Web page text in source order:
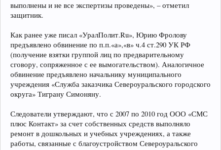
выполнены и не все экспертизы проведены», – отметил
защитник.
Как ранее уже писал «УралПолит.Ru», Юрию Фролову
предъявлено обвинение по п.п.«а»,«в» ч.4 ст.290 УК РФ
(получение взятки группой лиц по предварительному
сговору, сопряженное с ее вымогательством). Аналогичное
обвинение предъявлено начальнику муниципального
учреждения «Служба заказчика Североуральского городского
округа» Тиграну Симоняну.
Следователи утверждают, что с 2007 по 2010 год ООО «СМС
плюс Контакт» за счет собственных средств выполняло
ремонт в дошкольных и учебных учреждениях, а также
работы, связанные с благоустройством Североуральского